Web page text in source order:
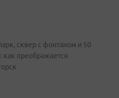
сквер с фонтаном и 50
как преображается